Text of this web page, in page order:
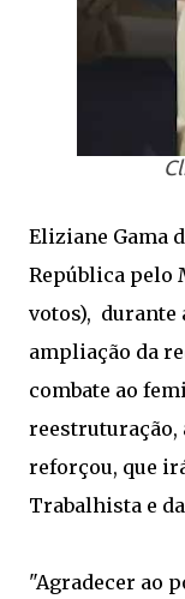
Eliziane Gama
República pelo
votos), durante
ampliação da
combate ao
reestruturação,
reforçou, que
Trabalhista e
"Agradecer ao